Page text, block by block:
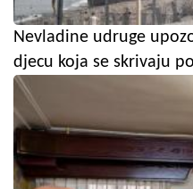
Nevladine udruge
djecu koja se skrivaju